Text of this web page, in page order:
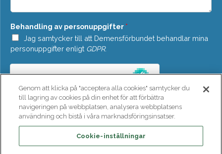
a
d
e
*
Behandling av personuppgifter *
Jag samtycker till att Demensförbundet behandlar mina
personuppgifter enligt GDPR.
SKICKA
Genom att klicka på "acceptera alla cookies" samtycker du
till lagring av cookies på din enhet för att förbättra
navigeringen på webbplatsen, analysera webbplatsens
användning och bistå i våra marknadsföringsinsatser.
Cookie-inställningar